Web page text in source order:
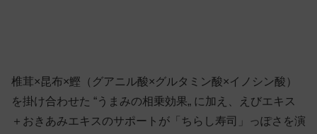
椎茸×昆布×鰹（グアニル酸×グルタミン酸×イノシン酸）
を掛け合わせた “うまみの相乗効果„ に加え、えびエキス
＋おきあみエキスのサポートが「ちらし寿司」っぽさを演